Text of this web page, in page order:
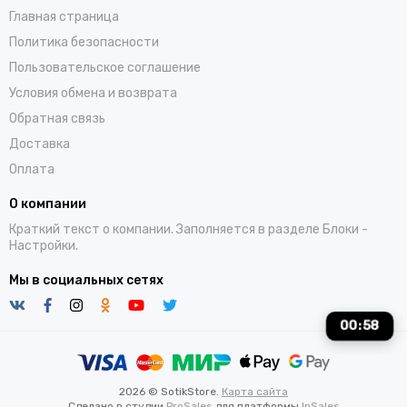
лучшие телефоны для учебы
макросъемка смартфон
наушники
ночная съемка смартфон
обзор realme
планшет для ребенка
планшет для учебы
производительность смартфона простой смартфон
распродажи телефонов семейный планшет
Главная страница
Политика безопасности
Пользовательское соглашение
Условия обмена и возврата
Обратная связь
Доставка
Оплата
О компании
Краткий текст о компании. Заполняется в разделе Блоки -
Настройки.
Мы в социальных сетях
2026 © SotikStore. Карта сайта
00:58